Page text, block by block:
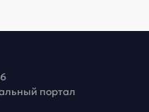
портал